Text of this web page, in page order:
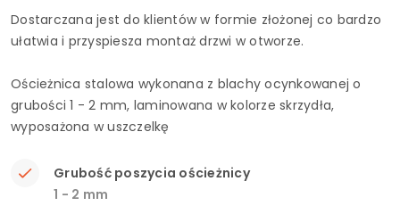
Dostarczana jest do klientów w formie złożonej co bardzo
ułatwia i przyspiesza montaż drzwi w otworze.
Ościeżnica stalowa wykonana z blachy ocynkowanej o
grubości 1 - 2 mm, laminowana w kolorze skrzydła,
wyposażona w uszczelkę
Grubość poszycia ościeżnicy
1 - 2 mm